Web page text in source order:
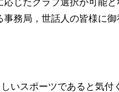
じたクラブ選択が可能
務局，世話人の皆様に御
いスポーツであると気付